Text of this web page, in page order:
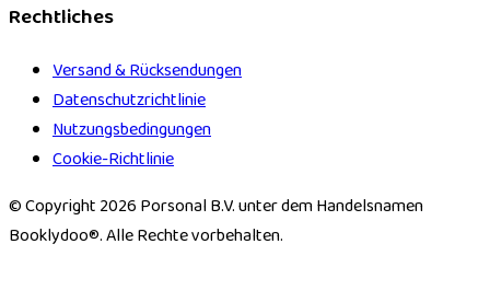
Rechtliches
Versand & Rücksendungen
Datenschutzrichtlinie
Nutzungsbedingungen
Cookie-Richtlinie
© Copyright 2026 Porsonal B.V. unter dem Handelsnamen
Booklydoo®. Alle Rechte vorbehalten.